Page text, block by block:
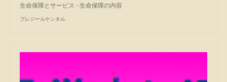
生命保障とサービス - 生命保障の内容
プレジールケンネル